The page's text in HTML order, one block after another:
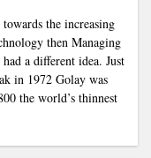
the increasing
then Managing
a different idea. Just
in 1972 Golay was
the world’s thinnest